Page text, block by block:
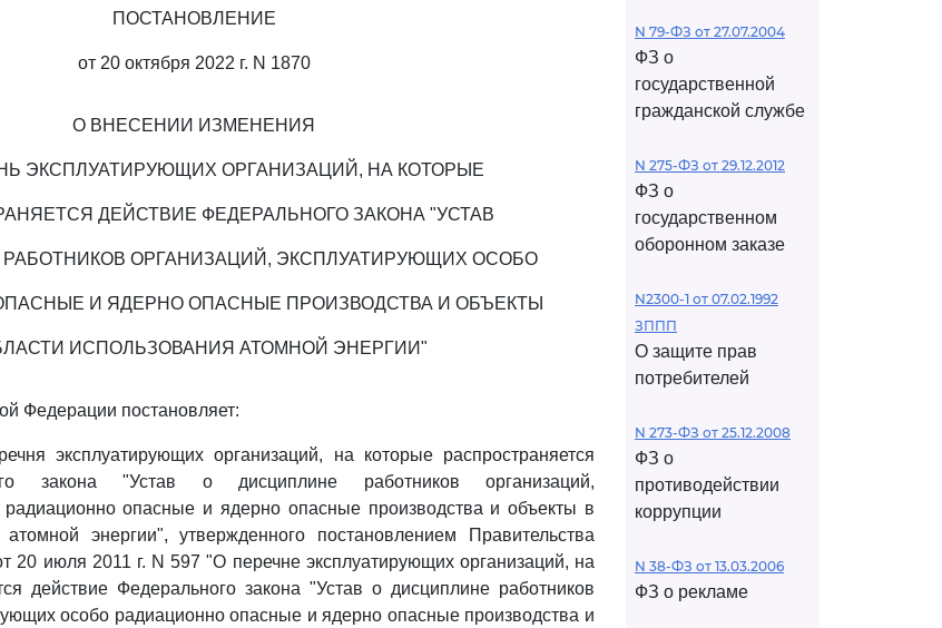
ПОСТАНОВЛЕНИЕ
от 20 октября 2022 г. N 1870
О ВНЕСЕНИИ ИЗМЕНЕНИЯ
ЭКСПЛУАТИРУЮЩИХ ОРГАНИЗАЦИЙ, НА КОТОРЫЕ
ДЕЙСТВИЕ ФЕДЕРАЛЬНОГО ЗАКОНА "УСТАВ
ОРГАНИЗАЦИЙ, ЭКСПЛУАТИРУЮЩИХ ОСОБО
И ЯДЕРНО ОПАСНЫЕ ПРОИЗВОДСТВА И ОБЪЕКТЫ
ИСПОЛЬЗОВАНИЯ АТОМНОЙ ЭНЕРГИИ"
Федерации постановляет:
эксплуатирующих организаций, на которые распространяется
закона "Устав о дисциплине работников организаций,
радиационно опасные и ядерно опасные производства и объекты в
атомной энергии", утвержденного постановлением Правительства
20 июля 2011 г. N 597 "О перечне эксплуатирующих организаций, на
действие Федерального закона "Устав о дисциплине работников
особо радиационно опасные и ядерно опасные производства и
N 79-ФЗ от 27.07.2004
ФЗ о
государственной
гражданской службе
N 275-ФЗ от 29.12.2012
ФЗ о
государственном
оборонном заказе
N2300-1 от 07.02.1992
ЗППП
О защите прав
потребителей
N 273-ФЗ от 25.12.2008
ФЗ о
противодействии
коррупции
N 38-ФЗ от 13.03.2006
ФЗ о рекламе